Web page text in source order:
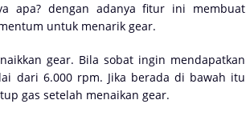
apa? dengan adanya fitur ini membuat
untuk menarik gear.
gear. Bila sobat ingin mendapatkan
dari 6.000 rpm. Jika berada di bawah itu
gas setelah menaikan gear.